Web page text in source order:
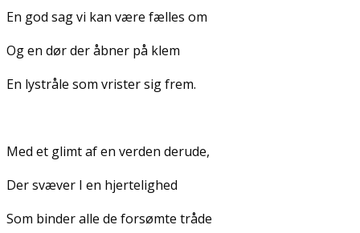
En god sag vi kan være fælles om
Og en dør der åbner på klem
En lystråle som vrister sig frem.
Med et glimt af en verden derude,
Der svæver I en hjertelighed
Som binder alle de forsømte tråde